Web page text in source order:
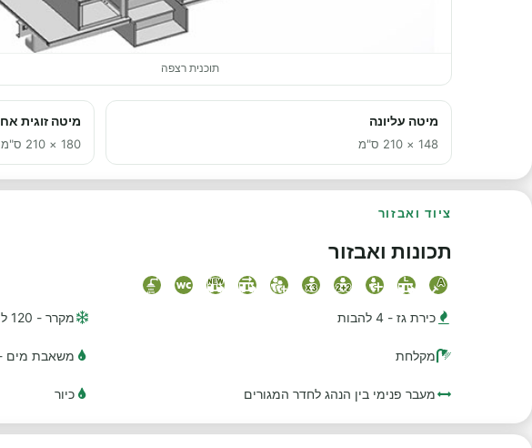
תוכנית רצפה
מיטה עליונה
148 × 210 ס"מ
מיטה זוגית
180 × 210 ס"מ
ציוד ואבזור
תכונות ואבזור
כירת גז - 4 להבות מקרר - 120 ליטר
מקלחת משאבת מים
מעבר פנימי בין הנהג לחדר המגורים כיור